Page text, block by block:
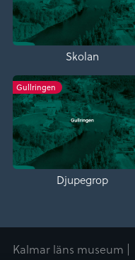
Skolan
Gullringen
Djupegrop
Kalmar läns museum |